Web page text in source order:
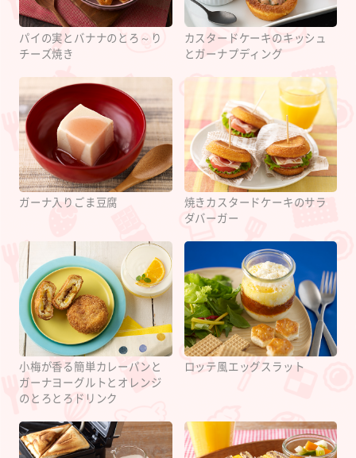
パイの実とバナナのとろ～り
チーズ焼き
カスタードケーキのキッシュ
とガーナプディング
ガーナ入りごま豆腐
焼きカスタードケーキのサラ
ダバーガー
小梅が香る簡単カレーパンと
ガーナヨーグルトとオレンジ
のとろとろドリンク
ロッテ風エッグスラット